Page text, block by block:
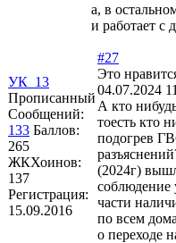
а, в
и работает с
УК_13
Прописанный
Сообщений:
133 Баллов:
265
ЖКХоинов:
137
Регистрация:
15.09.2016
#27
Это
04.07.2024
А кто
тоесть кто
подогрев
(2024г)
соблюдение
части
по всем
о переходе